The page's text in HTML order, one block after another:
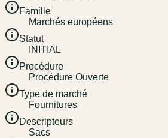
Famille
Marchés européens
Statut
INITIAL
Procédure
Procédure Ouverte
Type de marché
Fournitures
Descripteurs
Sacs